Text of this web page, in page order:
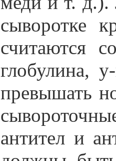
сыворотке
считаются
глобулина,
превышать
антител и